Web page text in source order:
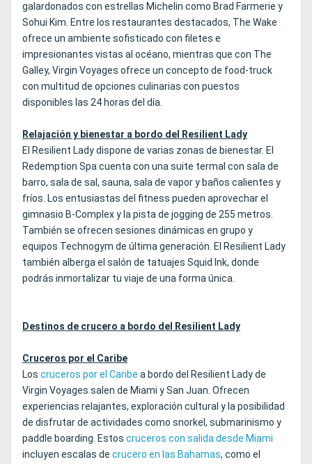
galardonados con estrellas Michelin como Brad Farmerie y
Sohui Kim. Entre los restaurantes destacados, The Wake
ofrece un ambiente sofisticado con filetes e
impresionantes vistas al océano, mientras que con The
Galley, Virgin Voyages ofrece un concepto de food-truck
con multitud de opciones culinarias con puestos
disponibles las 24 horas del día.
Relajación y bienestar a bordo del Resilient Lady
El Resilient Lady dispone de varias zonas de bienestar. El
Redemption Spa cuenta con una suite termal con sala de
barro, sala de sal, sauna, sala de vapor y baños calientes y
fríos. Los entusiastas del fitness pueden aprovechar el
gimnasio B-Complex y la pista de jogging de 255 metros.
También se ofrecen sesiones dinámicas en grupo y
equipos Technogym de última generación. El Resilient Lady
también alberga el salón de tatuajes Squid Ink, donde
podrás inmortalizar tu viaje de una forma única.
Destinos de crucero a bordo del Resilient Lady
Cruceros por el Caribe
Los cruceros por el Caribe a bordo del Resilient Lady de
Virgin Voyages salen de Miami y San Juan. Ofrecen
experiencias relajantes, exploración cultural y la posibilidad
de disfrutar de actividades como snorkel, submarinismo y
paddle boarding. Estos cruceros con salida desde Miami
incluyen escalas de crucero en las Bahamas, como el